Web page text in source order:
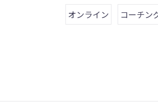
オンライン コーチン